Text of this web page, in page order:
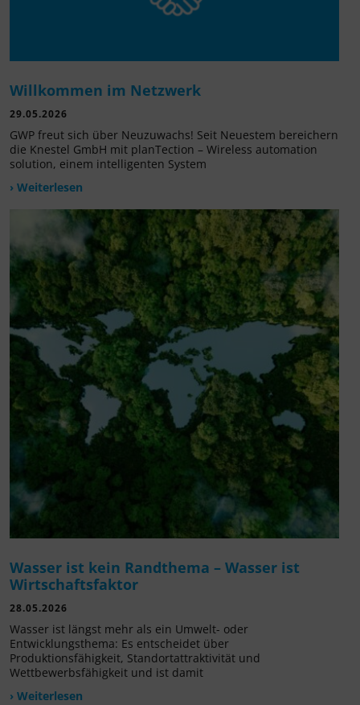
Willkommen im Netzwerk
29.05.2026
GWP freut sich über Neuzuwachs! Seit Neuestem bereichern
die Knestel GmbH mit planTection – Wireless automation
solution, einem intelligenten System
› Weiterlesen
Wasser ist kein Randthema – Wasser ist
Wirtschaftsfaktor
28.05.2026
Wasser ist längst mehr als ein Umwelt- oder
Entwicklungsthema: Es entscheidet über
Produktionsfähigkeit, Standortattraktivität und
Wettbewerbsfähigkeit und ist damit
› Weiterlesen